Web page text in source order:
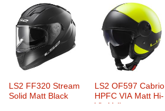
LS2 FF320 Stream
Solid Matt Black
LS2 OF597 Cabrio
HPFC VIA Matt Hi-
Vis Yellow